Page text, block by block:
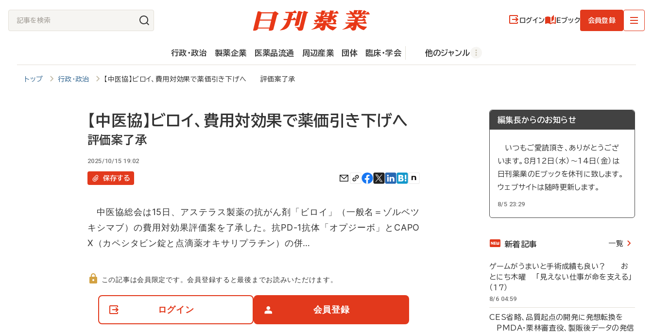
記
事
検
ログイン Eブック 会員登録
行政・政治 製薬企業 医薬品流通 周辺産業 団体 臨床・学会 他のジャンル
トップ 行政・政治 【中医協】ビロイ、費用対効果で薬価引き下げへ 評価案了承
【中医協】ビロイ、費用対効果で薬価引き下げへ
評価案了承
2025/10/15 19:02
保存する
中医協総会は15日、アステラス製薬の抗がん剤「ビロイ」（一般名＝ゾルベツ
キシマブ）の費用対効果評価案を了承した。抗PD-1抗体「オプジーボ」とCAPO
X（カペシタビン錠と点滴薬オキサリプラチン）の併…
この記事は会員限定です。会員登録すると最後までお読みいただけます。
ログイン 会員登録
編集長からのお知らせ
いつもご愛読頂き、ありがとうござ
います。8月12日（水）～14日（金）は
日刊薬業のEブックを休刊に致します。
ウェブサイトは随時更新します。
8/5 23:29
新着記事 一覧
ゲームがうまいと手術成績も良い？ お
とにち木曜 「見えない仕事が命を支える」
（17）
8/6 04:59
CES省略、品質起点の開発に発想転換を
PMDA・栗林審査役、製販後データの発信